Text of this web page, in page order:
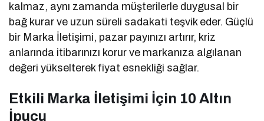
kalmaz, aynı zamanda müşterilerle duygusal bir
bağ kurar ve uzun süreli sadakati teşvik eder. Güçlü
bir Marka İletişimi, pazar payınızı artırır, kriz
anlarında itibarınızı korur ve markanıza algılanan
değeri yükselterek fiyat esnekliği sağlar.
Etkili Marka İletişimi İçin 10 Altın
İpucu